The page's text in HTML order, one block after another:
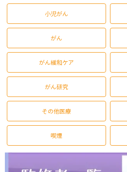
小児がん
がん
がん緩和ケア
がん研究
その他医療
喫煙